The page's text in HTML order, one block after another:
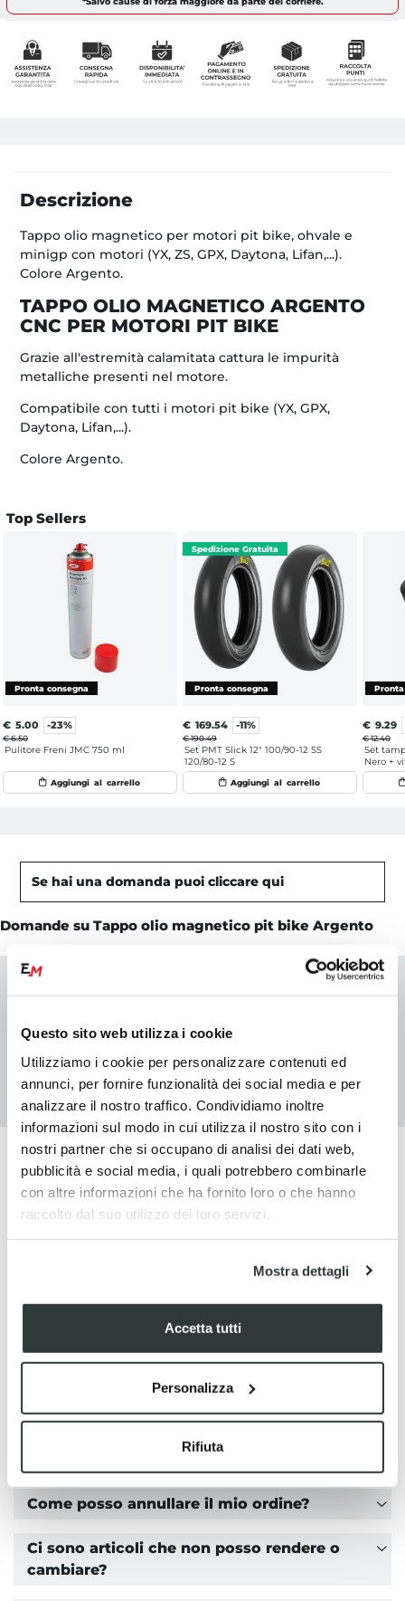
Questo sito web utilizza i cookie
Utilizziamo i cookie per personalizzare contenuti ed
annunci, per fornire funzionalità dei social media e per
analizzare il nostro traffico. Condividiamo inoltre
informazioni sul modo in cui utilizza il nostro sito con i
nostri partner che si occupano di analisi dei dati web,
pubblicità e social media, i quali potrebbero combinarle
con altre informazioni che ha fornito loro o che hanno
raccolto dal suo utilizzo dei loro servizi.
Mostra dettagli
Accetta tutti
Personalizza
Rifiuta
Top Sellers
€ 5.00 -23%
€ 6.50
Pulitore Freni JMC 750 ml
€ 169.54 -11%
€ 190.49
Set PMT Slick 12" 100/90-12 SS
120/80-12 S
€ 9.29
€ 12.40
Set
Nero +
Descrizione
Tappo olio magnetico per motori pit bike, ohvale e
minigp con motori (YX, ZS, GPX, Daytona, Lifan,...).
Colore Argento.
TAPPO OLIO MAGNETICO ARGENTO
CNC PER MOTORI PIT BIKE
Grazie all'estremità calamitata cattura le impurità
metalliche presenti nel motore.
Compatibile con tutti i motori pit bike (YX, GPX,
Daytona, Lifan,...).
Colore Argento.
Se hai una domanda puoi cliccare qui
Domande su Tappo olio magnetico pit bike Argento
Domanda:
Per essere sicuro che sia compatibile con la mia
del tappo
Risposta:
Domande frequenti
Informazioni sul servizio
Come posso effettuare un ordine?
Quali metodi di pagamento posso utilizzare?
I costi di spedizione sono gratuiti?
Come posso annullare il mio ordine?
Ci sono articoli che non posso rendere o
cambiare?